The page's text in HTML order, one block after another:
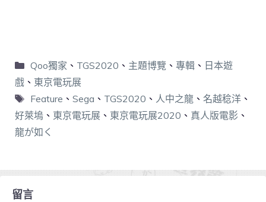
Qoo獨家 、 TGS2020 、 主題博覽 、 專輯、 日本遊
戲 、 東京電玩展
Feature 、 Sega 、 TGS2020 、 人中之龍、 名越稔洋、
好萊塢 、 東京電玩展 、 東京電玩展2020 、 真人版電影 、
龍が如く
留言